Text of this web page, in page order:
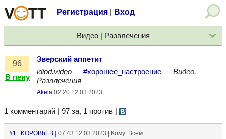
Регистрация Вход
Видео | Развлечения
96
В пену
Зверский аппетит
idiod.video — #хорошее_настроение — Видео,
Развлечения
Akela 02:20 12.03.2023
1 комментарий | 97 за, 1 против
#1 KOPOBbEB | 07:43 12.03.2023 | Кому: Всем